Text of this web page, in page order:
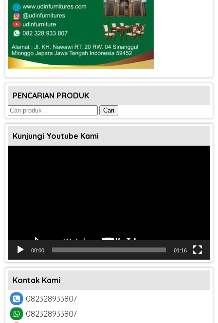
PENCARIAN PRODUK
Pencarian
untuk:
Cari
Kunjungi Youtube Kami
00:00 01:16
Kontak Kami
082328933807
082328933807